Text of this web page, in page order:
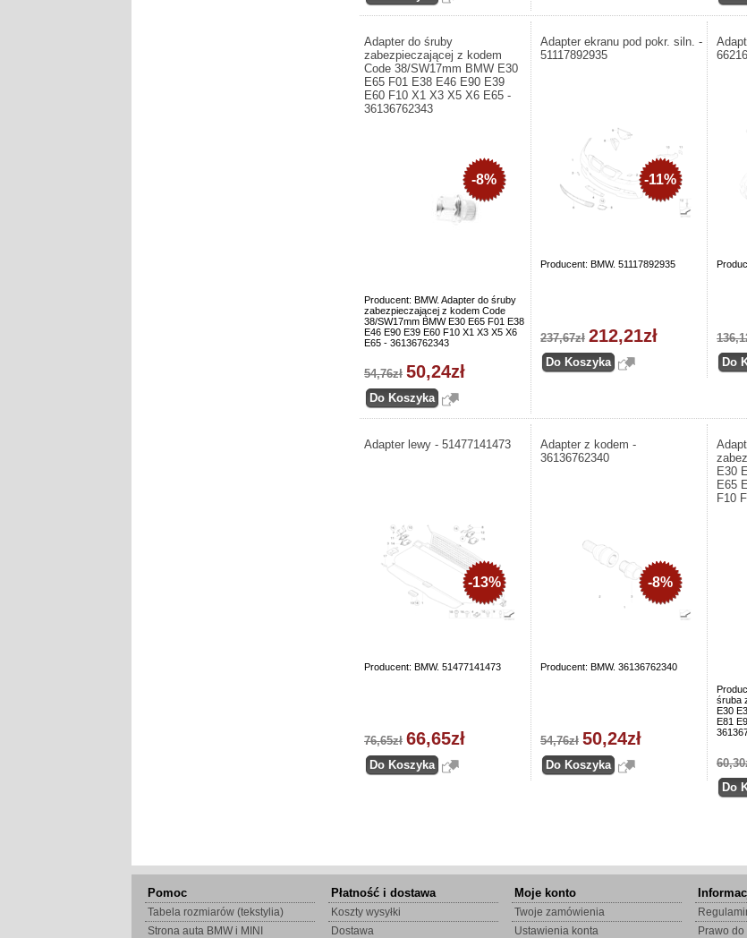
Adapter do śruby
zabezpieczającej z kodem
Code 38/SW17mm BMW E30
E65 F01 E38 E46 E90 E39
E60 F10 X1 X3 X5 X6 E65 -
36136762343
Producent: BMW. Adapter do śruby
zabezpieczającej z kodem Code
38/SW17mm BMW E30 E65 F01 E38
E46 E90 E39 E60 F10 X1 X3 X5 X6
E65 - 36136762343
-8%
54,76zł 50,24zł
Adapter ekranu pod pokr. siln. -
51117892935
Producent: BMW. 51117892935
-11%
237,67zł 212,21zł
Adapter lewy - 51477141473
Producent: BMW. 51477141473
-13%
76,65zł 66,65zł
Adapter z kodem -
36136762340
Producent: BMW. 36136762340
-8%
54,76zł 50,24zł
E30
E65
F10
śruba
E30
E81
Pomoc
Tabela rozmiarów (tekstylia)
Strona auta BMW i MINI
Płatność i dostawa
Koszty wysyłki
Dostawa
Moje konto
Twoje zamówienia
Ustawienia konta
Prawo